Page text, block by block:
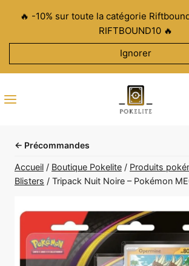
contenu
🔥 -10% sur toute la catégorie
RIFTBOUND10 🔥
Ignorer
← Précommandes
Accueil / Boutique Pokelite / Produits
Blisters / Tripack Nuit Noire – Pokémon